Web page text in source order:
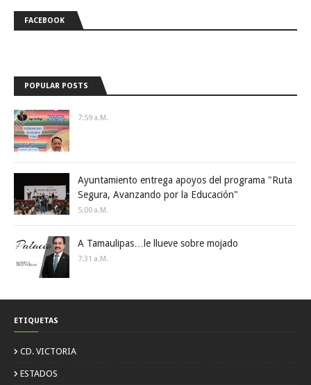
FACEBOOK
POPULAR POSTS
7:59 A.m.
Ayuntamiento entrega apoyos del programa "Ruta
Segura, Avanzando por la Educación"
5:00 A.m.
A Tamaulipas…le llueve sobre mojado
7:31 A.m.
ETIQUETAS
CD. VICTORIA
ESTADOS